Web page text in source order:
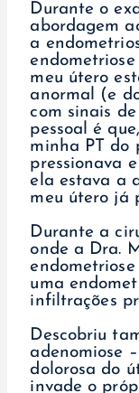
Durante o
abordagem
a
meu útero
anormal (e
com sinais
pessoal é
minha PT do
pressionava
ela estava a
meu útero já
Durante a
onde a Dra.
uma
infiltrações
Descobriu
adenomiose
dolorosa do
invade o